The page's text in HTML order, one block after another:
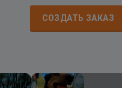
СОЗДАТЬ ЗАКАЗ